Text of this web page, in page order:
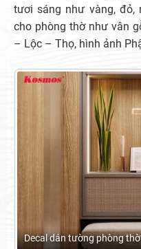
tươi sáng như vàng, đỏ,
cho phòng thờ như vân
– Lộc – Thọ, hình ảnh
Decal dán tường phòng